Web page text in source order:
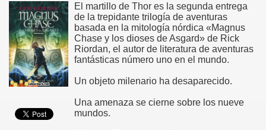
El martillo de Thor es la segunda entrega
de la trepidante trilogía de aventuras
basada en la mitología nórdica «Magnus
Chase y los dioses de Asgard» de Rick
Riordan, el autor de literatura de aventuras
fantásticas número uno en el mundo.
Un objeto milenario ha desaparecido.
Una amenaza se cierne sobre los nueve
mundos.